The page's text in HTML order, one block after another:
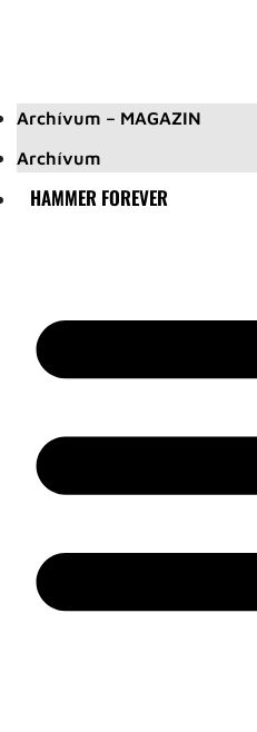
Archívum – MAGAZIN
Archívum
HAMMER FOREVER